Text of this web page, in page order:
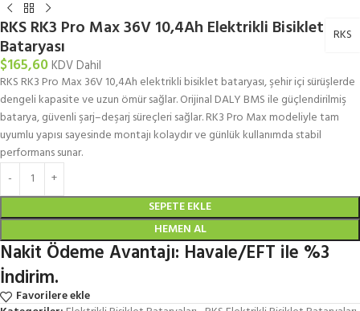
RKS RK3 Pro Max 36V 10,4Ah Elektrikli Bisiklet
Bataryası RKS
$165,60KDV Dahil
RKS RK3 Pro Max 36V 10,4Ah elektrikli bisiklet bataryası, şehir içi sürüşlerde
dengeli kapasite ve uzun ömür sağlar. Orijinal DALY BMS ile güçlendirilmiş
batarya, güvenli şarj–deşarj süreçleri sağlar. RK3 Pro Max modeliyle tam
uyumlu yapısı sayesinde montajı kolaydır ve günlük kullanımda stabil
performans sunar.
SEPETE EKLE
HEMEN AL
Nakit Ödeme Avantajı: Havale/EFT ile %3
İndirim.
Favorilere ekle